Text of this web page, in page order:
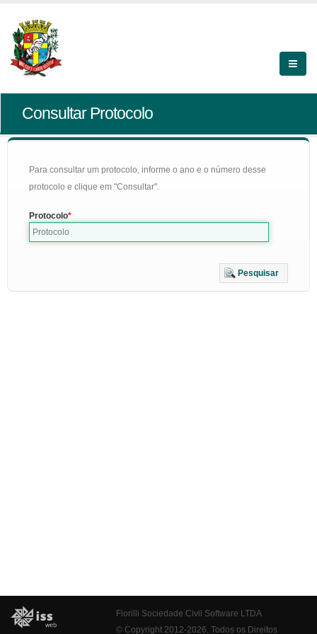
Consultar Protocolo
Para consultar um protocolo, informe o ano e o número desse
protocolo e clique em "Consultar".
Protocolo
Pesquisar
Fiorilli Sociedade Civil Software LTDA
© Copyright 2012-2026. Todos os Direitos